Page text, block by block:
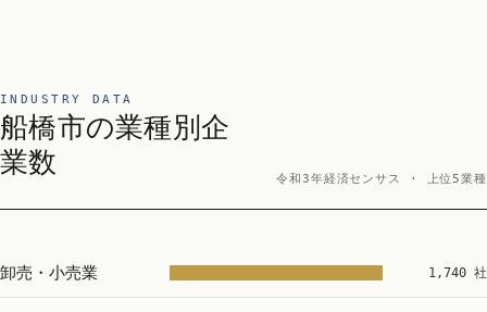
INDUSTRY DATA
船橋市の業種別企
業数
令和3年経済センサス · 上位5業種
卸売・小売業 1,740 社